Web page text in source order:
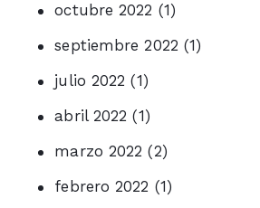
octubre 2022 (1)
septiembre 2022 (1)
julio 2022 (1)
abril 2022 (1)
marzo 2022 (2)
febrero 2022 (1)